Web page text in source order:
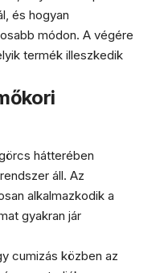
és hogyan
módon. A végére
termék illeszkedik
hátterében
áll. Az
alkalmazkodik a
gyakran jár
cumizás közben az